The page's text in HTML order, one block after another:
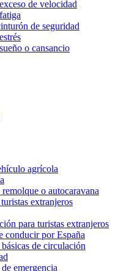
de velocidad
de seguridad
o cansancio
agrícola
o autocaravana
extranjeros
para turistas extranjeros
conducir por España
de circulación
emergencia